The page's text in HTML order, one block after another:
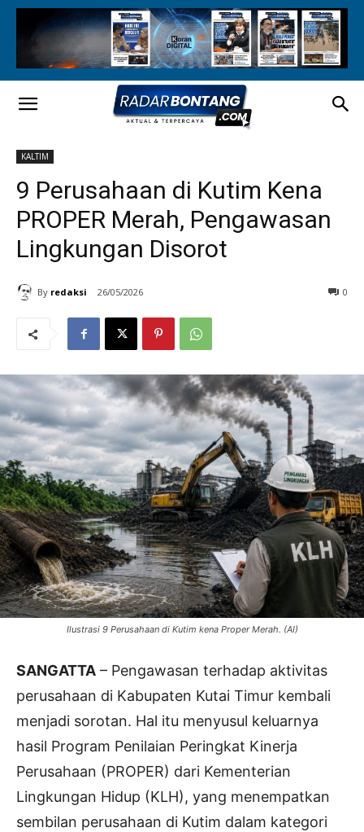
KALTIM
9 Perusahaan di Kutim Kena
PROPER Merah, Pengawasan
Lingkungan Disorot
By redaksi 26/05/2026 0
Ilustrasi 9 Perusahaan di Kutim kena Proper Merah. (AI)
SANGATTA – Pengawasan terhadap aktivitas
perusahaan di Kabupaten Kutai Timur kembali
menjadi sorotan. Hal itu menyusul keluarnya
hasil Program Penilaian Peringkat Kinerja
Perusahaan (PROPER) dari Kementerian
Lingkungan Hidup (KLH), yang menempatkan
sembilan perusahaan di Kutim dalam kategori